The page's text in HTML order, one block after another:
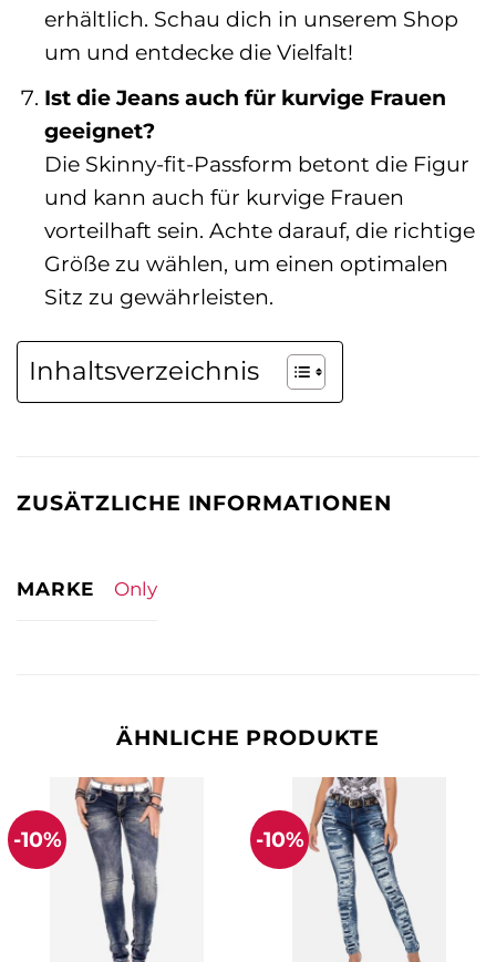
erhältlich. Schau dich in unserem Shop
um und entdecke die Vielfalt!
Ist die Jeans auch für kurvige Frauen
geeignet?
Die Skinny-fit-Passform betont die Figur
und kann auch für kurvige Frauen
vorteilhaft sein. Achte darauf, die richtige
Größe zu wählen, um einen optimalen
Sitz zu gewährleisten.
Inhaltsverzeichnis
ZUSÄTZLICHE INFORMATIONEN
MARKE Only
ÄHNLICHE PRODUKTE
-10% -10%